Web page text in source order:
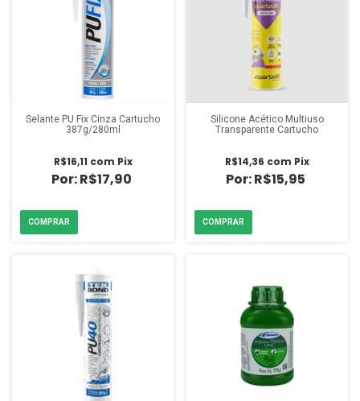
Selante PU Fix Cinza Cartucho
387g/280ml
R$17,90
R$16,11 com Pix
Silicone Acético Multiuso
Transparente Cartucho
R$15,95
R$14,36 com Pix